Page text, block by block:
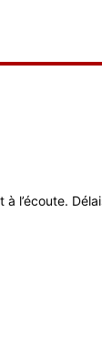
l’écoute.